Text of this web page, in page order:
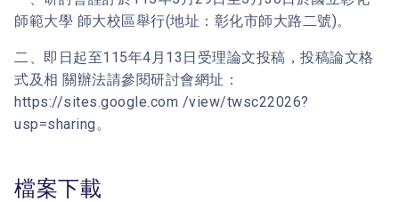
師範大學 師大校區舉行(地址：彰化市師大路二號)。
二、即日起至115年4月13日受理論文投稿，投稿論文格
式及相 關辦法請參閱研討會網址：
https://sites.google.com /view/twsc22026?
usp=sharing。
檔案下載